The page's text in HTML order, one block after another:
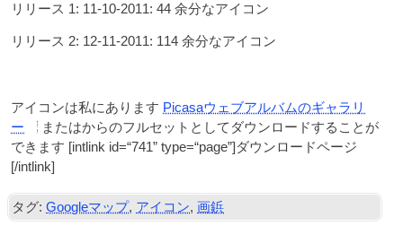
リリース 1: 11-10-2011: 44 余分なアイコン
リリース 2: 12-11-2011: 114 余分なアイコン
アイコンは私にあります Picasaウェブアルバムのギャラリ
ー
またはからのフルセットとしてダウンロードすることが
できます [int­link id=“741” type=“page”]ダウンロードページ
[/intlink]
タグ: Googleマップ, アイコン,画鋲